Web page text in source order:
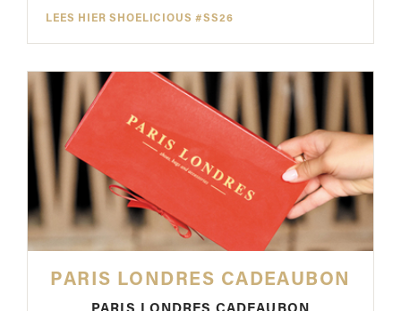
LEES HIER SHOELICIOUS #SS26
PARIS LONDRES CADEAUBON